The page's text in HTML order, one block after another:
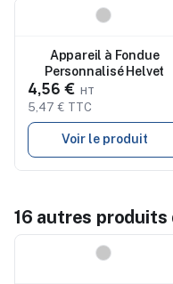
Appareil à Fondue
Personnalisé Helvet
4,56 €
5,47 € TTC
Voir le produit
16 autres produits